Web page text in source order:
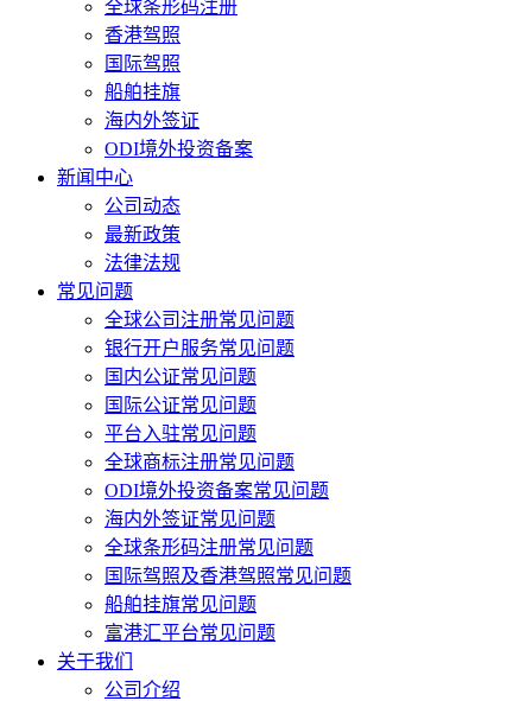
全球条形码注册
香港驾照
国际驾照
船舶挂旗
海内外签证
ODI境外投资备案
新闻中心
公司动态
最新政策
法律法规
常见问题
全球公司注册常见问题
银行开户服务常见问题
国内公证常见问题
国际公证常见问题
平台入驻常见问题
全球商标注册常见问题
ODI境外投资备案常见问题
海内外签证常见问题
全球条形码注册常见问题
国际驾照及香港驾照常见问题
船舶挂旗常见问题
富港汇平台常见问题
关于我们
公司介绍